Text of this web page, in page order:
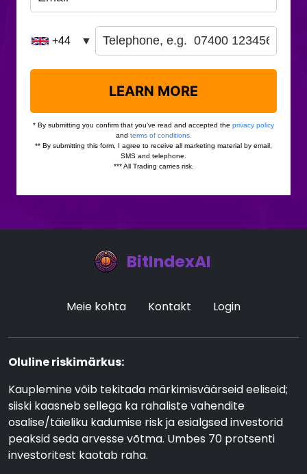
BitIndexAI
Meie kohta Kontakt Login
Oluline riskimärkus:
Kauplemine võib tekitada märkimisväärseid eeliseid;
siiski kaasneb sellega ka rahaliste vahendite
osalise/täieliku kadumise risk ja esialgsed investorid
peaksid seda arvesse võtma. Umbes 70 protsenti
investoritest kaotab raha.